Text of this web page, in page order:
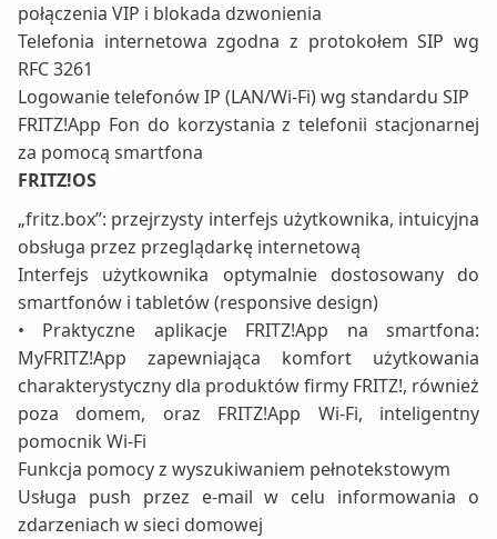
połączenia VIP i blokada dzwonienia
Telefonia internetowa zgodna z protokołem SIP wg
RFC 3261
Logowanie telefonów IP (LAN/Wi-Fi) wg standardu SIP
FRITZ!App Fon do korzystania z telefonii stacjonarnej
za pomocą smartfona
FRITZ!OS
„fritz.box”: przejrzysty interfejs użytkownika, intuicyjna
obsługa przez przeglądarkę internetową
Interfejs użytkownika optymalnie dostosowany do
smartfonów i tabletów (responsive design)
• Praktyczne aplikacje FRITZ!App na smartfona:
MyFRITZ!App zapewniająca komfort użytkowania
charakterystyczny dla produktów firmy FRITZ!, również
poza domem, oraz FRITZ!App Wi-Fi, inteligentny
pomocnik Wi-Fi
Funkcja pomocy z wyszukiwaniem pełnotekstowym
Usługa push przez e-mail w celu informowania o
zdarzeniach w sieci domowej